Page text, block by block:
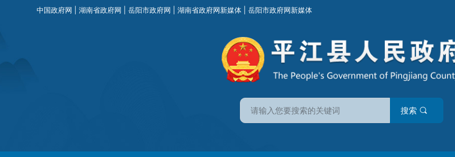
中国政府网 湖南省政府网 岳阳市政府网 湖南省政府网新媒体 岳阳市政府网新媒体
搜索